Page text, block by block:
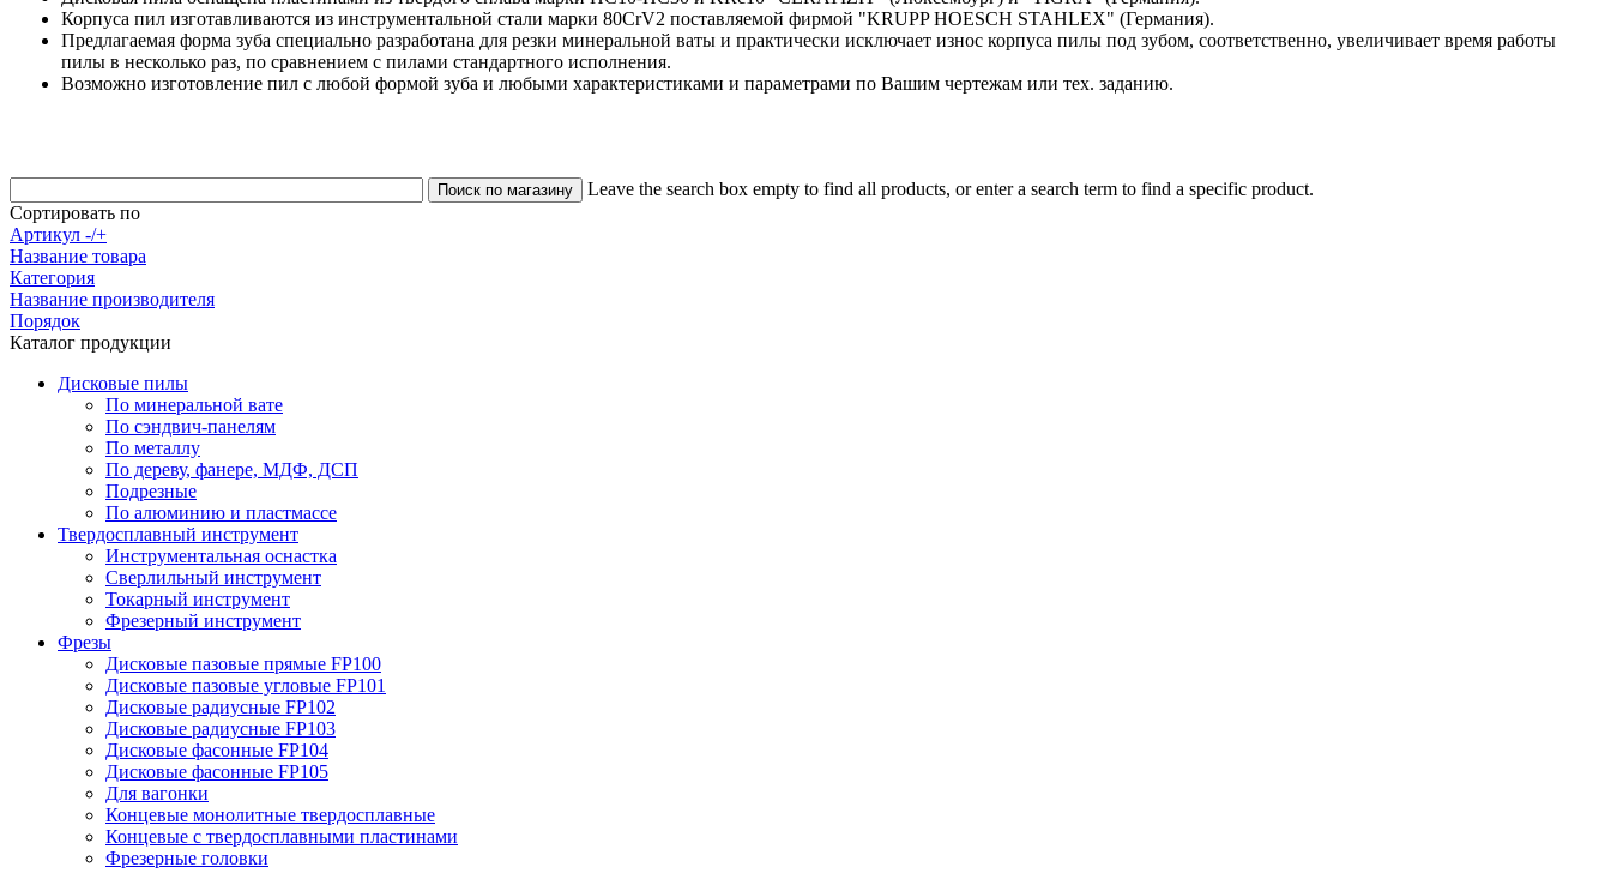
Корпуса пил изготавливаются из инструментальной стали марки 80CrV2 поставляемой фирмой "KRUPP HOESCH STAHLEX" (Германия).
Предлагаемая форма зуба специально разработана для резки минеральной ваты и практически исключает износ корпуса пилы под зубом, соответственно, увеличивает время работы
пилы в несколько раз, по сравнением с пилами стандартного исполнения.
Возможно изготовление пил с любой формой зуба и любыми характеристиками и параметрами по Вашим чертежам или тех. заданию.
Leave the search box empty to find all products, or enter a search term to find a specific product.
Сортировать по
Артикул -/+
Название товара
Категория
Название производителя
Порядок
Каталог продукции
Дисковые пилы
По минеральной вате
По сэндвич-панелям
По металлу
По дереву, фанере, МДФ, ДСП
Подрезные
По алюминию и пластмассе
Твердосплавный инструмент
Инструментальная оснастка
Сверлильный инструмент
Токарный инструмент
Фрезерный инструмент
Фрезы
Дисковые пазовые прямые FP100
Дисковые пазовые угловые FP101
Дисковые радиусные FP102
Дисковые радиусные FP103
Дисковые фасонные FP104
Дисковые фасонные FP105
Для вагонки
Концевые монолитные твердосплавные
Концевые с твердосплавными пластинами
Фрезерные головки